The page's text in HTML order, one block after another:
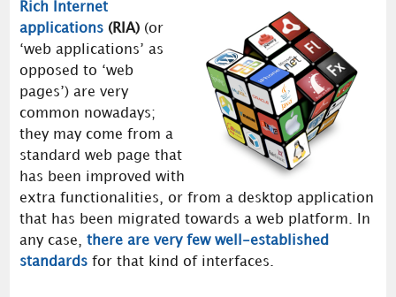
Rich Internet
applications(RIA)(or
‘web applications’ as
opposed to ‘web
pages’) are very
common nowadays;
they may come from a
standard web page that
has been improved with
extra functionalities, or from a desktop application
that has been migrated towards a web platform. In
any case, there are very few well-established
standardsfor that kind of interfaces.